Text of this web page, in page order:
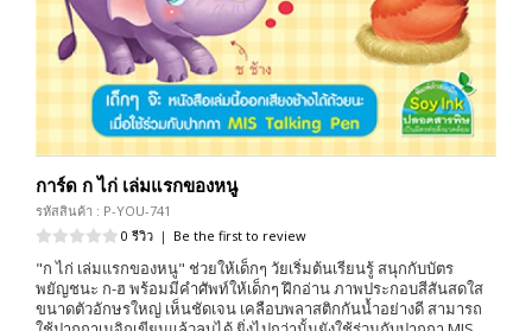
การ์ด ก ไก่ เล่มแรกของหนู
รหัสสินค้า : P-YOU-741
0 รีวิว | Be the first to review
"ก ไก่ เล่มแรกของหนู" ช่วยให้เด็กๆ วัยเริ่มต้นเรียนรู้ สนุกกับบัตร
พยัญชนะ ก-ฮ พร้อมมีคำศัพท์ให้เด็กๆ ฝึกอ่าน ภาพประกอบสีสันสดใส
ขนาดตัวอักษรใหญ่ เห็นชัดเจน เคลือบพลาสติกกันน้ำอย่างดี สามารถ